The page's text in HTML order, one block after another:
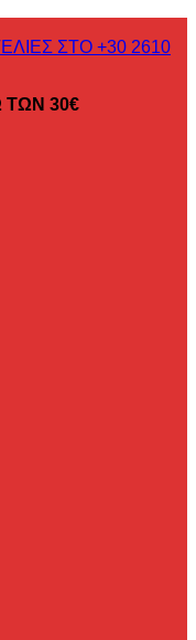
ΣΤΟ +30 2610
30€